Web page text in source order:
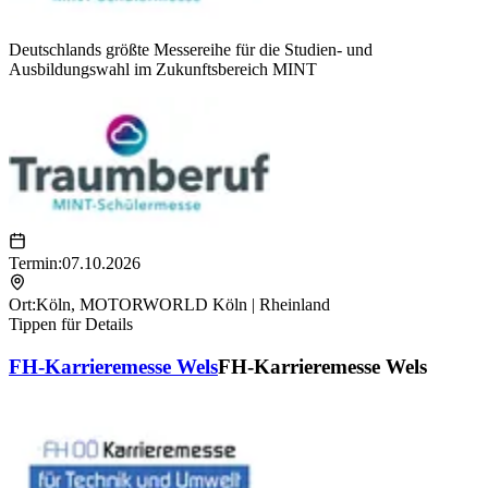
Deutschlands größte Messereihe für die Studien- und
Ausbildungswahl im Zukunftsbereich MINT
Termin:07.10.2026
Ort:Köln, MOTORWORLD Köln | Rheinland
Tippen für Details
FH-Karrieremesse WelsFH-Karrieremesse Wels